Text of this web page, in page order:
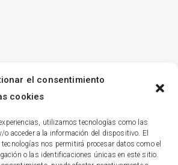
el consentimiento
cookies
utilizamos tecnologías como las
o acceder a la información del dispositivo. El
nos permitirá procesar datos como el
o las identificaciones únicas en este sitio.